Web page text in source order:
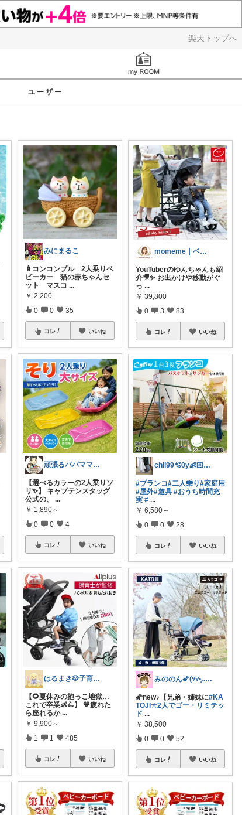
楽天トップへ
ユーザー
みにまるこ
🍼コンコンブル 2人乗りベ
ビーカー 猫の赤ちゃんセ
ット マスコ ...
￥ 2,200
0 0 35
コレ いいね
頑張るパパママ応援隊@育児・子供用品紹介
【選べるカラーの2人乗りソ
リ✨】 キャプテンスタッグ
公式の、
...
￥ 1,890～
0 0 4
コレ いいね
はるまき🐶子育て中
【🌻夏休みの抱っこ地獄…
これで卒業👶🛴】 💙疲れた
ら座れるか ...
￥ 9,900～
1 1 485
コレ いいね
momeme｜ベビー&キッズ専門店
YouTuberのゆんちゃんも紹
介🎥✨ お出かけや移動がぐ
っ ...
￥ 39,800
0 3 83
コレ いいね
chii99🫧0y👶🏻2y👧🏻
#ブランコ#二人乗り#家庭用
#屋外#遊具 #おうち時間充
実 # ...
￥ 6,580～
0 0 28
コレ いいね
みののん🌠(୨୧•͈ᴗ•͈)感謝♡
🌠new♪【兄弟・姉妹に#KA
TOJI☆2人でゴー・リミテッ
ド ...
￥ 38,500
0 0 52
コレ いいね